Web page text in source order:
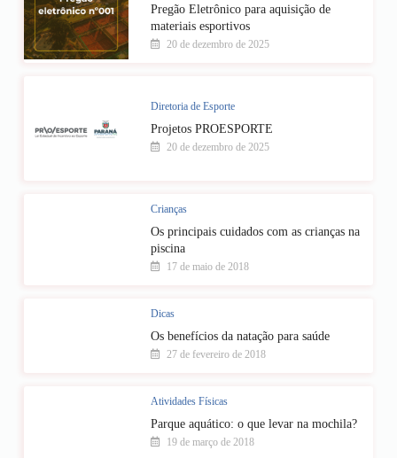
Pregão Eletrônico para aquisição de
materiais esportivos
20 de dezembro de 2025
Diretoria de Esporte
Projetos PROESPORTE
20 de dezembro de 2025
Crianças
Os principais cuidados com as crianças na
piscina
17 de maio de 2018
Dicas
Os benefícios da natação para saúde
27 de fevereiro de 2018
Atividades Físicas
Parque aquático: o que levar na mochila?
19 de março de 2018